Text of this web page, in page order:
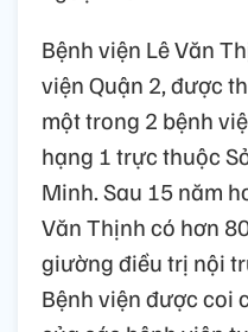
Bệnh viện Lê Văn
viện Quận 2, được
một trong 2 bệnh
hạng 1 trực thuộc
Minh. Sau 15 năm
Văn Thịnh có hơn
giường điều trị nội
Bệnh viện được coi